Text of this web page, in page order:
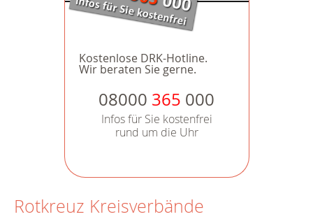
Kostenlose DRK-Hotline.
Wir beraten Sie gerne.
08000 365 000
Infos für Sie kostenfrei
rund um die Uhr
Rotkreuz Kreisverbände